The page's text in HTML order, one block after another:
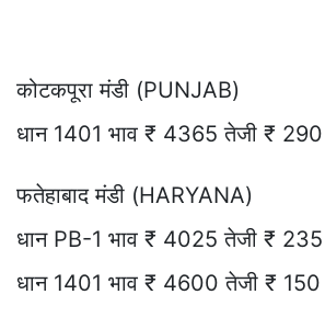
कोटकपूरा मंडी (PUNJAB)
धान 1401 भाव ₹ 4365 तेजी ₹ 290
फतेहाबाद मंडी (HARYANA)
धान PB-1 भाव ₹ 4025 तेजी ₹ 235
धान 1401 भाव ₹ 4600 तेजी ₹ 150